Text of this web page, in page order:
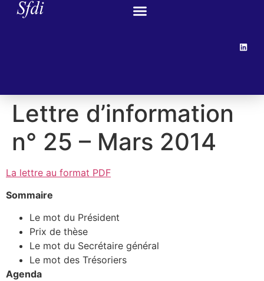
Lettre d’information
n° 25 – Mars 2014
La lettre au format PDF
Sommaire
Le mot du Président
Prix de thèse
Le mot du Secrétaire général
Le mot des Trésoriers
Agenda